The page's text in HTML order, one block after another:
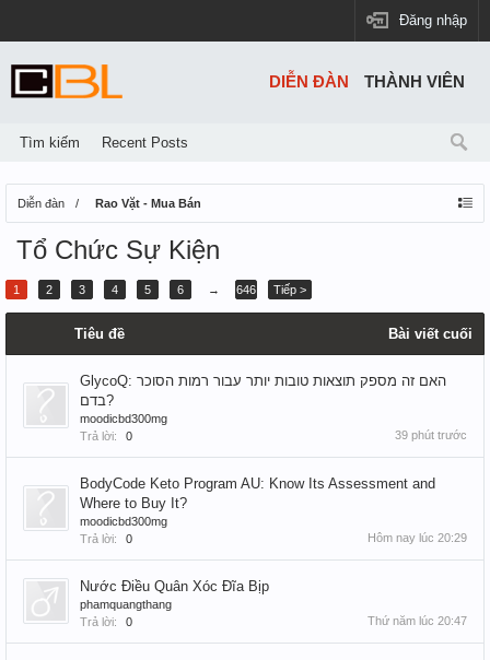
Đăng nhập
Diễn đàn Rao Vặt - Mua Bán
Tổ Chức Sự Kiện
1 2 3 4 5 6 → 646 Tiếp >
Tiêu đề Bài viết cuối
GlycoQ: האם זה מספק תוצאות טובות יותר עבור רמות הסוכר
בדם?
moodicbd300mg
Trả lời:
0 39 phút trước
BodyCode Keto Program AU: Know Its Assessment and
Where to Buy It?
moodicbd300mg
Trả lời:
0 Hôm nay lúc 20:29
Nước Điều Quân Xóc Đĩa Bịp
phamquangthang
Trả lời:
0 Thứ năm lúc 20:47
DIỄN ĐÀN
Tìm kiếm Recent Posts
THÀNH VIÊN